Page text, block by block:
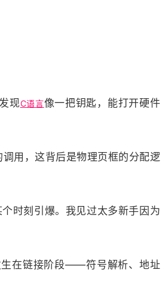
现C语言像一把钥匙，能打开硬件
调用，这背后是物理页框的分配逻
时刻引爆。我见过太多新手因为
生在链接阶段——符号解析、地址